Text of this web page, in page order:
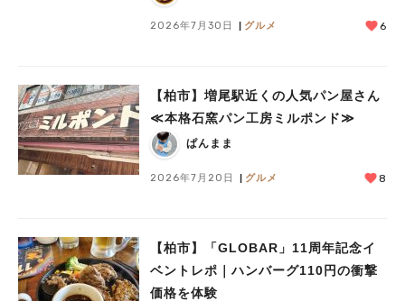
2026年7月30日 グルメ 6
【柏市】増尾駅近くの人気パン屋さん
≪本格石窯パン工房ミルポンド≫
ぱんまま
2026年7月20日 グルメ 8
【柏市】「GLOBAR」11周年記念イ
ベントレポ｜ハンバーグ110円の衝撃
価格を体験